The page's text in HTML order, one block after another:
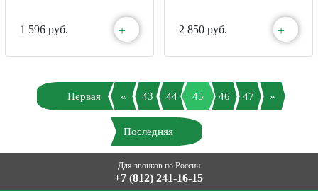
1 596 руб. + 2 850 руб. +
Первая « 43 44 45 46 47 »
Последняя
Для звонков по России
+7 (812) 241-16-15